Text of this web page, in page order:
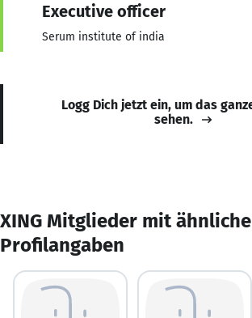
Executive officer
Serum institute of india
Logg Dich jetzt ein, um das
sehen.
XING Mitglieder mit
Profilangaben